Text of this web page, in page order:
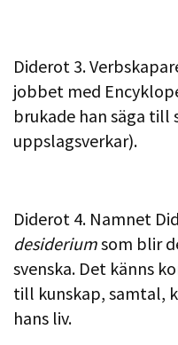
Diderot 3.
jobbet med
brukade han säga till
uppslagsverkar).
Diderot 4. Namnet
desideriumsom blir
svenska. Det känns
till kunskap, samtal,
hans liv.